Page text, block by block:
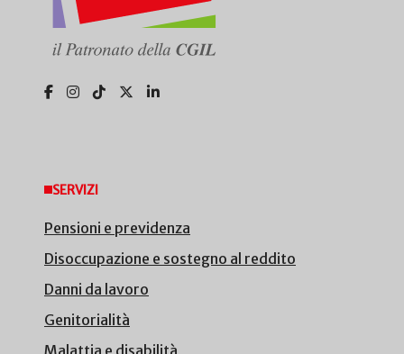
SERVIZI
Pensioni e previdenza
Disoccupazione e sostegno al reddito
Danni da lavoro
Genitorialità
Malattia e disabilità